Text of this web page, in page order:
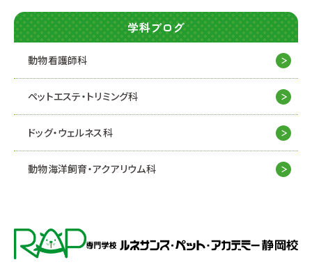
学科ブログ
動物看護師科
ペットエステ・トリミング科
ドッグ・ウェルネス科
動物海洋飼育・アクアリウム科